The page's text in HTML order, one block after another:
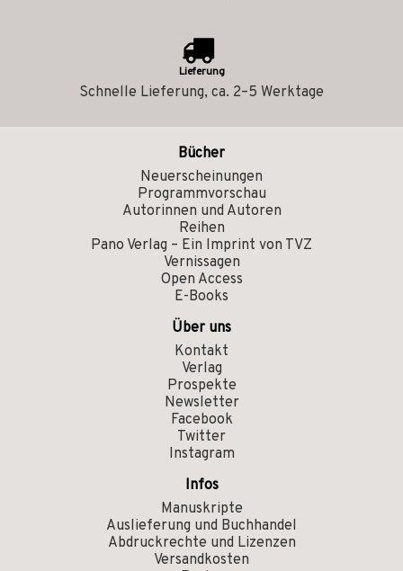
Lieferung
Schnelle Lieferung, ca. 2–5 Werktage
Bücher
Neuerscheinungen
Programmvorschau
Autorinnen und Autoren
Reihen
Pano Verlag – Ein Imprint von TVZ
Vernissagen
Open Access
E-Books
Über uns
Kontakt
Verlag
Prospekte
Newsletter
Facebook
Twitter
Instagram
Infos
Manuskripte
Auslieferung und Buchhandel
Abdruckrechte und Lizenzen
Versandkosten